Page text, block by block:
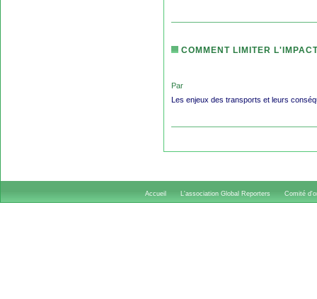
COMMENT LIMITER
Par
Les enjeux des transports et leurs
Accueil L'association Global Reporters Comité